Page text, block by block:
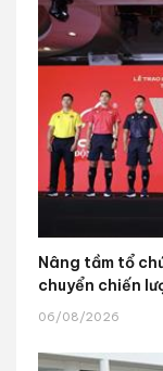
Nâng tầm tổ
chuyển chiến
06/08/2026